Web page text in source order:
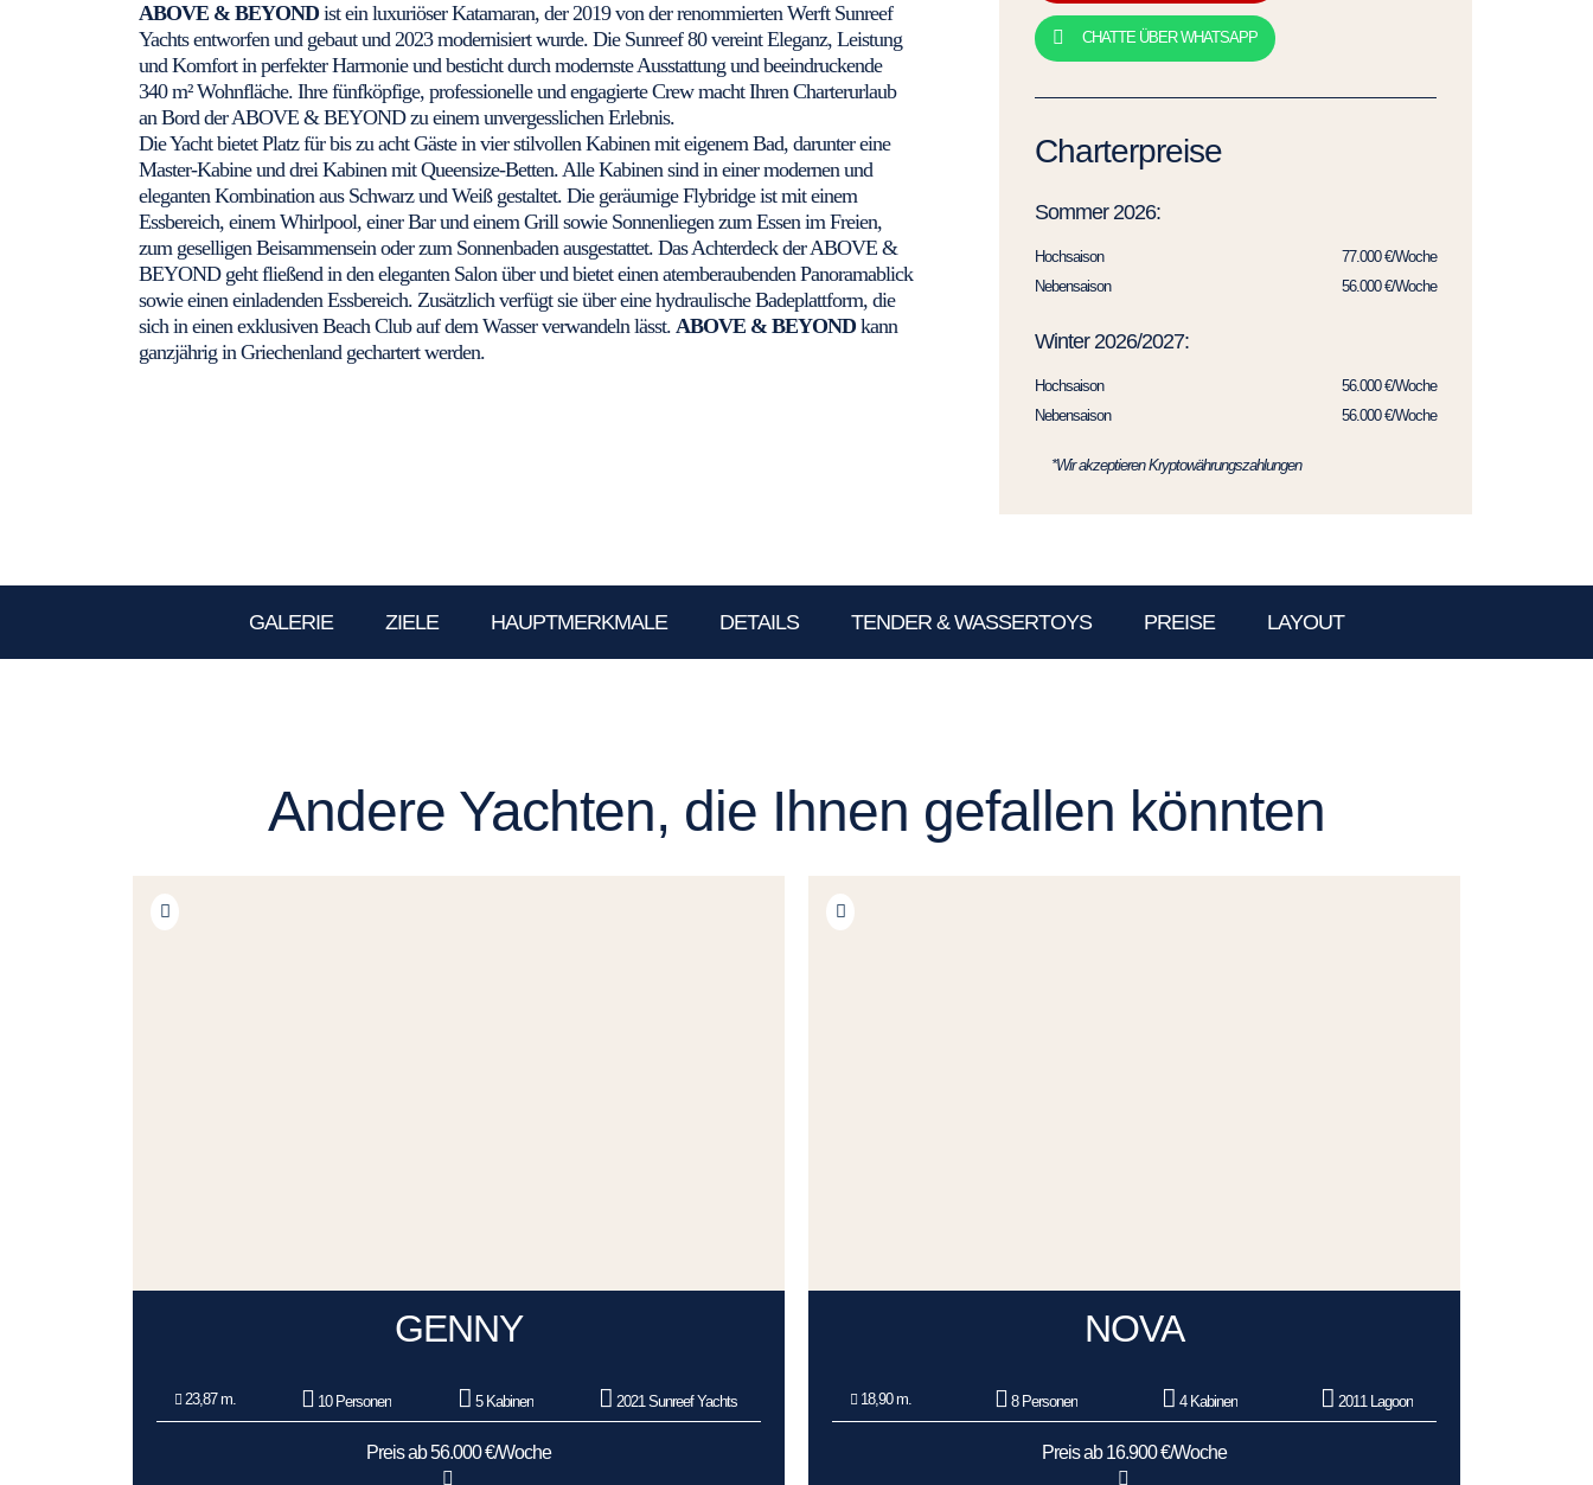
ABOVE & BEYOND ist ein luxuriöser Katamaran, der 2019 von der renommierten Werft Sunreef
Yachts entworfen und gebaut und 2023 modernisiert wurde. Die Sunreef 80 vereint Eleganz, Leistung
und Komfort in perfekter Harmonie und besticht durch modernste Ausstattung und beeindruckende
340 m² Wohnfläche. Ihre fünfköpfige, professionelle und engagierte Crew macht Ihren Charterurlaub
an Bord der ABOVE & BEYOND zu einem unvergesslichen Erlebnis.
Die Yacht bietet Platz für bis zu acht Gäste in vier stilvollen Kabinen mit eigenem Bad, darunter eine
Master-Kabine und drei Kabinen mit Queensize-Betten. Alle Kabinen sind in einer modernen und
eleganten Kombination aus Schwarz und Weiß gestaltet. Die geräumige Flybridge ist mit einem
Essbereich, einem Whirlpool, einer Bar und einem Grill sowie Sonnenliegen zum Essen im Freien,
zum geselligen Beisammensein oder zum Sonnenbaden ausgestattet. Das Achterdeck der ABOVE &
BEYOND geht fließend in den eleganten Salon über und bietet einen atemberaubenden Panoramablick
sowie einen einladenden Essbereich. Zusätzlich verfügt sie über eine hydraulische Badeplattform, die
sich in einen exklusiven Beach Club auf dem Wasser verwandeln lässt. ABOVE & BEYOND kann
ganzjährig in Griechenland gechartert werden.
CHATTE ÜBER WHATSAPP
Charterpreise
Sommer 2026:
Hochsaison
77.000 €/Woche
Nebensaison
56.000 €/Woche
Winter 2026/2027:
Hochsaison
56.000 €/Woche
Nebensaison
56.000 €/Woche
*Wir akzeptieren Kryptowährungszahlungen
GALERIE ZIELE HAUPTMERKMALE DETAILS TENDER & WASSERTOYS PREISE LAYOUT
Andere Yachten, die Ihnen gefallen könnten
GENNY
23,87 m. 10 Personen 5 Kabinen 2021 Sunreef Yachts
Preis ab 56.000 €/Woche
NOVA
18,90 m. 8 Personen 4 Kabinen 2011 Lagoon
Preis ab 16.900 €/Woche